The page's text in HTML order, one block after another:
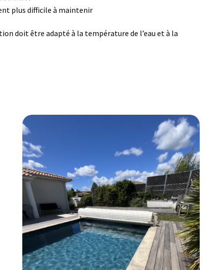
plus difficile à maintenir
doit être adapté à la température de l’eau et à la